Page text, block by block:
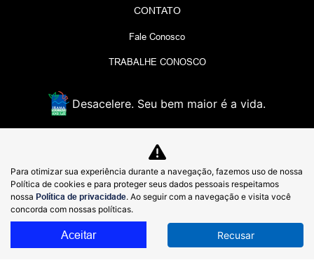
CONTATO
Fale Conosco
TRABALHE CONOSCO
Desacelere. Seu bem maior é a vida.
48.979.368/0001-70
Estrada Francisco da Cruz Nunes, 4390 - Piratininga, -
24350-310
Para otimizar sua experiência durante a navegação, fazemos uso de nossa
Política de cookies e para proteger seus dados pessoais respeitamos
nossa Política de privacidade. Ao seguir com a navegação e visita você
concorda com nossas políticas.
Aceitar Recusar